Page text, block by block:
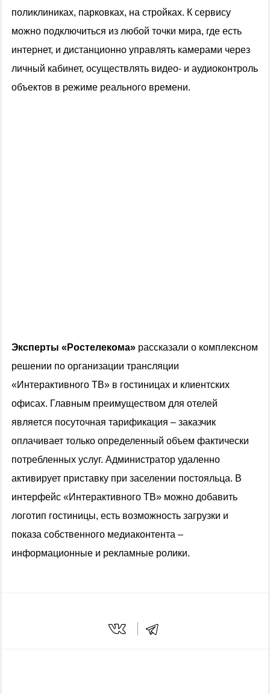
поликлиниках, парковках, на стройках. К сервису
можно подключиться из любой точки мира, где есть
интернет, и дистанционно управлять камерами через
личный кабинет, осуществлять видео- и аудиоконтроль
объектов в режиме реального времени.
Эксперты «Ростелекома» рассказали о комплексном
решении по организации трансляции
«Интерактивного ТВ» в гостиницах и клиентских
офисах. Главным преимуществом для отелей
является посуточная тарификация – заказчик
оплачивает только определенный объем фактически
потребленных услуг. Администратор удаленно
активирует приставку при заселении постояльца. В
интерфейс «Интерактивного ТВ» можно добавить
логотип гостиницы, есть возможность загрузки и
показа собственного медиаконтента –
информационные и рекламные ролики.